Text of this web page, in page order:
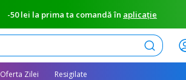
-50 lei la prima ta comandă în aplicație
Caută
Oferta Zilei Resigilate